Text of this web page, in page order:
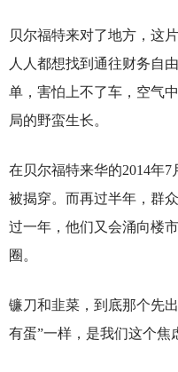
贝尔福特来对了地方，这
人人都想找到通往财务自
单，害怕上不了车，空气
局的野蛮生长。
在贝尔福特来华的2014年
被揭穿。而再过半年，群
过一年，他们又会涌向楼
圈。
镰刀和韭菜，到底那个先
有蛋”一样，是我们这个焦